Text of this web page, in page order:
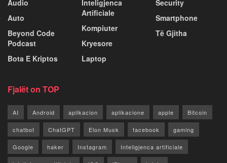
Audio
Auto
Beyond Code
Podcast
Bota E Kriptos
Inteligjenca
Artificiale
Kompiuter
Kryesore
Laptop
Security
Smartphone
Të Gjitha
Fjalët on TOP
AI Android aplikacion aplikacione apple Bitcoin
chatbot ChatGPT Elon Musk facebook gaming
Google haker Instagram Inteligjenca artificiale